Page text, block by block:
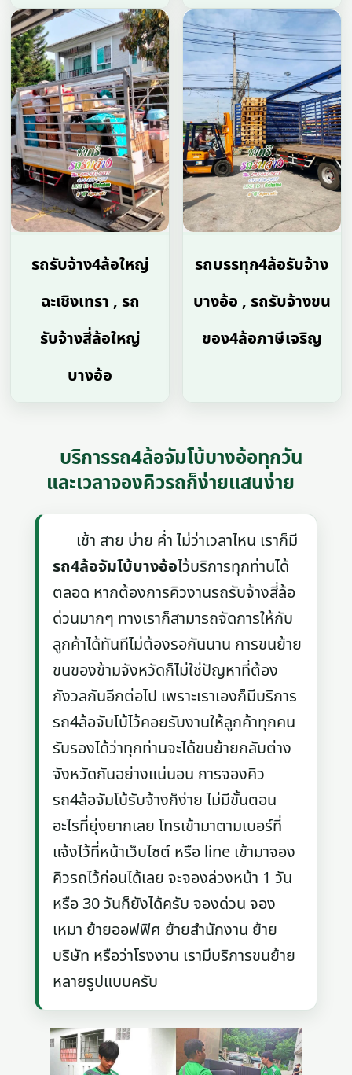
รถรับจ้าง4ล้อใหญ่
ฉะเชิงเทรา , รถ
รับจ้างสี่ล้อใหญ่
บางอ้อ
รถบรรทุก4ล้อรับจ้าง
บางอ้อ , รถรับจ้างขน
ของ4ล้อภาษีเจริญ
บริการรถ4ล้อจัมโบ้บางอ้อทุกวัน
และเวลาจองคิวรถก็ง่ายแสนง่าย
เช้า สาย บ่าย ค่ำ ไม่ว่าเวลาไหน เราก็มี
รถ4ล้อจัมโบ้บางอ้อไว้บริการทุกท่านได้
ตลอด หากต้องการคิวงานรถรับจ้างสี่ล้อ
ด่วนมากๆ ทางเราก็สามารถจัดการให้กับ
ลูกค้าได้ทันทีไม่ต้องรอกันนาน การขนย้าย
ขนของข้ามจังหวัดก็ไม่ใช่ปัญหาที่ต้อง
กังวลกันอีกต่อไป เพราะเราเองก็มีบริการ
รถ4ล้อจับโบ้ไว้คอยรับงานให้ลูกค้าทุกคน
รับรองได้ว่าทุกท่านจะได้ขนย้ายกลับต่าง
จังหวัดกันอย่างแน่นอน การจองคิว
รถ4ล้อจัมโบ้รับจ้างก็ง่าย ไม่มีขั้นตอน
อะไรที่ยุ่งยากเลย โทรเข้ามาตามเบอร์ที่
แจ้งไว้ที่หน้าเว็บไซต์ หรือ line เข้ามาจอง
คิวรถไว้ก่อนได้เลย จะจองล่วงหน้า 1 วัน
หรือ 30 วันก็ยังได้ครับ จองด่วน จอง
เหมา ย้ายออฟฟิศ ย้ายสำนักงาน ย้าย
บริษัท หรือว่าโรงงาน เรามีบริการขนย้าย
หลายรูปแบบครับ